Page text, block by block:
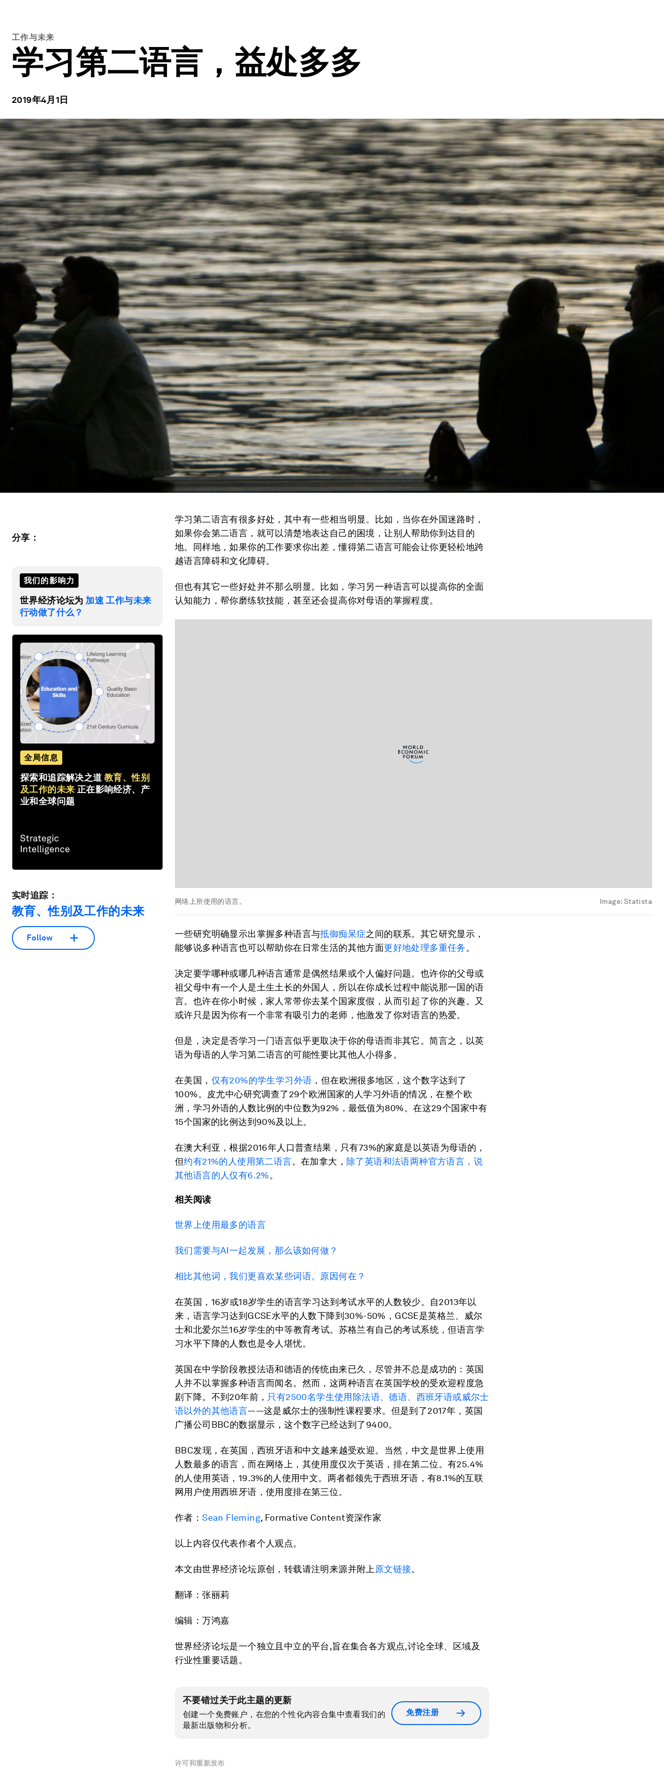
工作与未来
学习第二语言，益处多多
2019年4月1日
分享：
我们的影响力
世界经济论坛为 加速 工作与未来
行动做了什么？
全局信息
探索和追踪解决之道 教育、性别
及工作的未来 正在影响经济、产
业和全球问题
实时追踪：
教育、性别及工作的未来
Follow
学习第二语言有很多好处，其中有一些相当明显。比如，当你在外国迷路时，
如果你会第二语言，就可以清楚地表达自己的困境，让别人帮助你到达目的
地。同样地，如果你的工作要求你出差，懂得第二语言可能会让你更轻松地跨
越语言障碍和文化障碍。
但也有其它一些好处并不那么明显。比如，学习另一种语言可以提高你的全面
认知能力，帮你磨练软技能，甚至还会提高你对母语的掌握程度。
网络上所使用的语言。 Image: Statista
一些研究明确显示出掌握多种语言与抵御痴呆症之间的联系。其它研究显示，
能够说多种语言也可以帮助你在日常生活的其他方面更好地处理多重任务。
决定要学哪种或哪几种语言通常是偶然结果或个人偏好问题。也许你的父母或
祖父母中有一个人是土生土长的外国人，所以在你成长过程中能说那一国的语
言。也许在你小时候，家人常带你去某个国家度假，从而引起了你的兴趣。又
或许只是因为你有一个非常有吸引力的老师，他激发了你对语言的热爱。
但是，决定是否学习一门语言似乎更取决于你的母语而非其它。简言之，以英
语为母语的人学习第二语言的可能性要比其他人小得多。
在美国， 仅有20%的学生学习外语 ，但在欧洲很多地区，这个数字达到了
100%。皮尤中心研究调查了29个欧洲国家的人学习外语的情况，在整个欧
洲，学习外语的人数比例的中位数为92%，最低值为80%。在这29个国家中有
15个国家的比例达到90%及以上。
在澳大利亚，根据2016年人口普查结果，只有73%的家庭是以英语为母语的，
但约有21%的人使用第二语言。在加拿大， 除了英语和法语两种官方语言，说
其他语言的人仅有6.2%。
相关阅读
世界上使用最多的语言
我们需要与AI一起发展，那么该如何做？
相比其他词，我们更喜欢某些词语。原因何在？
在英国，16岁或18岁学生的语言学习达到考试水平的人数较少。自2013年以
来，语言学习达到GCSE水平的人数下降到30%-50%，GCSE是英格兰、威尔
士和北爱尔兰16岁学生的中等教育考试。苏格兰有自己的考试系统，但语言学
习水平下降的人数也是令人堪忧。
英国在中学阶段教授法语和德语的传统由来已久，尽管并不总是成功的：英国
人并不以掌握多种语言而闻名。然而，这两种语言在英国学校的受欢迎程度急
剧下降。不到20年前， 只有2500名学生使用除法语、德语、西班牙语或威尔士
语以外的其他语言——这是威尔士的强制性课程要求。但是到了2017年，英国
广播公司BBC的数据显示，这个数字已经达到了9400。
BBC发现，在英国，西班牙语和中文越来越受欢迎。当然，中文是世界上使用
人数最多的语言，而在网络上，其使用度仅次于英语，排在第二位。有25.4%
的人使用英语，19.3%的人使用中文。两者都领先于西班牙语，有8.1%的互联
网用户使用西班牙语，使用度排在第三位。
作者：Sean Fleming, Formative Content资深作家
以上内容仅代表作者个人观点。
本文由世界经济论坛原创，转载请注明来源并附上原文链接。
翻译：张丽莉
编辑：万鸿嘉
世界经济论坛是一个独立且中立的平台,旨在集合各方观点,讨论全球、区域及
行业性重要话题。
不要错过关于此主题的更新
创建一个免费账户，在您的个性化内容合集中查看我们的
最新出版物和分析。
免费注册
许可和重新发布